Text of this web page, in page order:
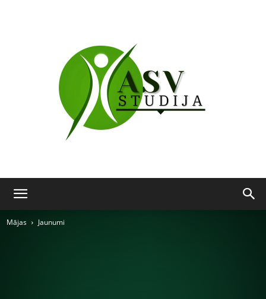
Mājas Jaunumi